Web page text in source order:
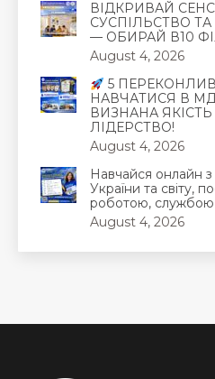
ВІДКРИВАЙ
СУСПІЛЬСТВО
— ОБИРАЙ В10
August 4, 2026
5
НАВЧАТИСЯ В
ВИЗНАНА
ЛІДЕРСТВО!
August 4, 2026
Навчайся онлайн з
України та світу,
роботою,
August 4, 2026